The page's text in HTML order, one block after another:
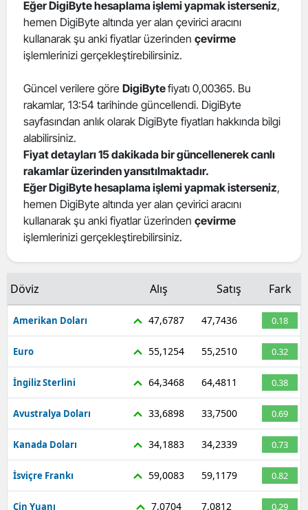
Eskişehir
Gaziantep
Gümüşhane
Hatay
Isparta
Mersin
Kars
Kastamonu
Kırklareli
Kırşehir
Kocaeli
Konya
Kütahya
Eğer DigiByte hesaplama işlemi yapmak isterseniz,
hemen DigiByte altında yer alan çevirici aracını
kullanarak şu anki fiyatlar üzerinden çevirme
işlemlerinizi gerçekleştirebilirsiniz.
Güncel verilere göre DigiBytefiyatı 0,00365. Bu
rakamlar, 13:54 tarihinde güncellendi. DigiByte
sayfasından anlık olarak DigiByte fiyatları hakkında bilgi
alabilirsiniz.
Fiyat detayları 15 dakikada bir güncellenerek canlı
rakamlar üzerinden yansıtılmaktadır.
Eğer DigiByte hesaplama işlemi yapmak isterseniz,
hemen DigiByte altında yer alan çevirici aracını
kullanarak şu anki fiyatlar üzerinden çevirme
işlemlerinizi gerçekleştirebilirsiniz.
Döviz Alış Satış Fark
Amerikan Doları 47,6787 47,7436 0.18
Euro 55,1254 55,2510 0.32
İngiliz Sterlini 64,3468 64,4811 0.38
Avustralya Doları 33,6898 33,7500 0.69
Kanada Doları 34,1883 34,2339 0.73
İsviçre Frankı 59,0083 59,1179 0.82
Çin Yuanı 7,0704 7,0812 0.29